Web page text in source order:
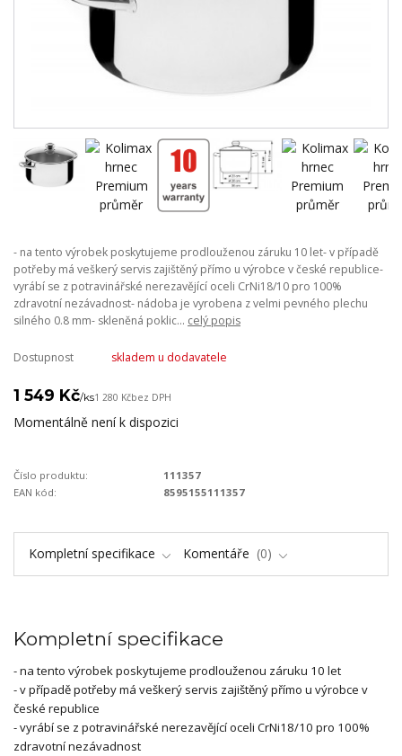
- na tento výrobek poskytujeme prodlouženou záruku 10 let- v případě
potřeby má veškerý servis zajištěný přímo u výrobce v české republice-
vyrábí se z potravinářské nerezavějící oceli CrNi18/10 pro 100%
zdravotní nezávadnost- nádoba je vyrobena z velmi pevného plechu
silného 0.8 mm- skleněná poklic... celý popis
Dostupnost skladem u dodavatele
1 549 Kč/ks1 280 Kčbez DPH
Momentálně není k dispozici
Číslo produktu:
111357
EAN kód:
8595155111357
Kompletní specifikace Komentáře 0
Kompletní specifikace
- na tento výrobek poskytujeme prodlouženou záruku 10 let
- v případě potřeby má veškerý servis zajištěný přímo u výrobce v
české republice
- vyrábí se z potravinářské nerezavějící oceli CrNi18/10 pro 100%
zdravotní nezávadnost